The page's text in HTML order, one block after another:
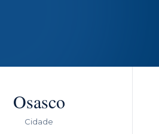
Osasco
Cidade